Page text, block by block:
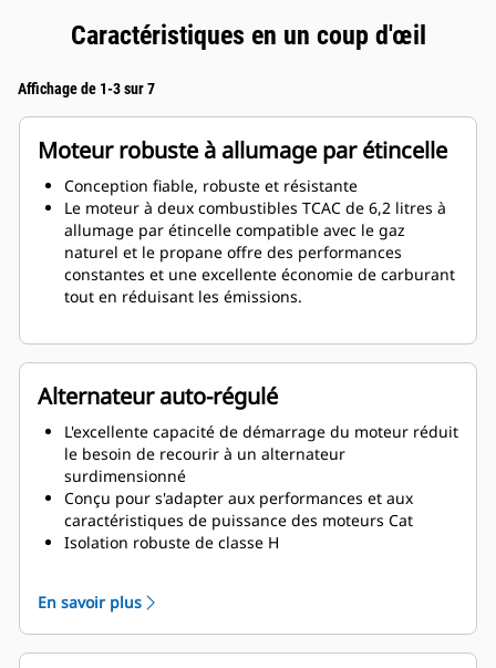
Caractéristiques en un coup d'œil
Affichage de 1-3 sur 7
Moteur robuste à allumage par étincelle
Conception fiable, robuste et résistante
Le moteur à deux combustibles TCAC de 6,2 litres à
allumage par étincelle compatible avec le gaz
naturel et le propane offre des performances
constantes et une excellente économie de carburant
tout en réduisant les émissions.
Alternateur auto-régulé
L'excellente capacité de démarrage du moteur réduit
le besoin de recourir à un alternateur
surdimensionné
Conçu pour s'adapter aux performances et aux
caractéristiques de puissance des moteurs Cat
Isolation robuste de classe H
Facilité d'entretien et longévité accrue
En savoir plus